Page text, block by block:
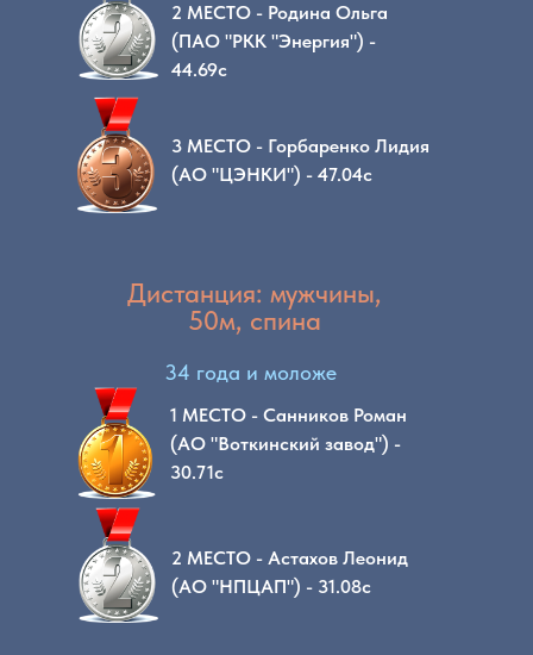
2 МЕСТО - Родина Ольга
(ПАО "РКК "Энергия") -
44.69с
3 МЕСТО - Горбаренко Лидия
(АО "ЦЭНКИ") - 47.04с
Дистанция: мужчины,
50м, спина
1 МЕСТО - Санников Роман
(АО "Воткинский завод") -
30.71с
2 МЕСТО - Астахов Леонид
(АО "НПЦАП") - 31.08с
34 года и моложе